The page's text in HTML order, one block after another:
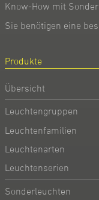
Know-How mit
Sie benötigen eine
Produkte
Übersicht
Leuchtengruppen
Leuchtenfamilien
Leuchtenarten
Leuchtenserien
Sonderleuchten